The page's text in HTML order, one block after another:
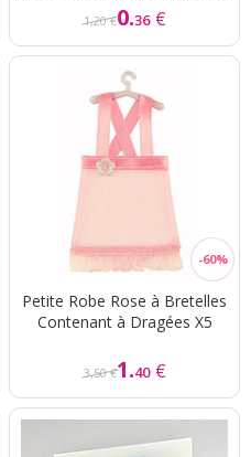
1,20 €0.36 €
Petite Robe Rose à Bretelles
Contenant à Dragées X5
3,50 €1.40 €